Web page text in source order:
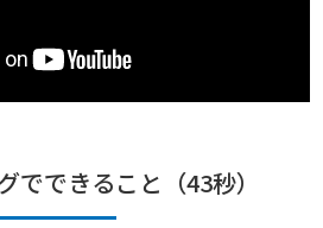
でできること（43秒）